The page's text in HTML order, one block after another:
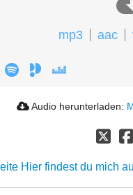
mp3 aac
Audio herunterladen:
Hier findest du mich